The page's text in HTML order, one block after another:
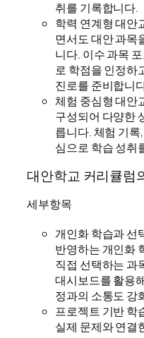
취를 기록합니다.
학력 연계형 대안
면서도 대안 과목
니다. 이수 과목
로 학점을 인정하
진로를 준비합니
체험 중심형 대안
구성되어 다양한
릅니다. 체험 기
심으로 학습 성취
대안학교 커리큘럼
세부항목
개인화 학습과 선
반영하는 개인화
직접 선택하는 과
대시보드를 활용
정과의 소통도 강
프로젝트 기반 학
실제 문제와 연결